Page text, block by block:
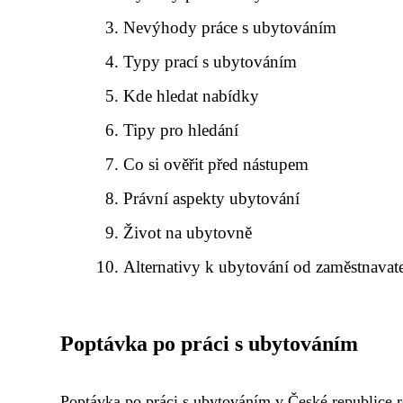
Nevýhody práce s ubytováním
Typy prací s ubytováním
Kde hledat nabídky
Tipy pro hledání
Co si ověřit před nástupem
Právní aspekty ubytování
Život na ubytovně
Alternativy k ubytování od
Poptávka po práci s ubytováním